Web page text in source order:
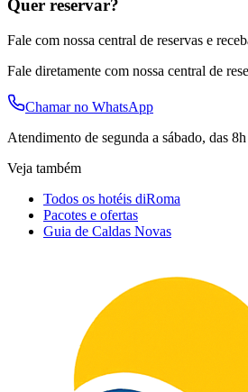
Quer reservar?
Fale com nossa central de reservas e
Fale diretamente com nossa central de
Chamar no WhatsApp
Atendimento de segunda a sábado, das
Veja também
Todos os hotéis diRoma
Pacotes e ofertas
Guia de Caldas Novas